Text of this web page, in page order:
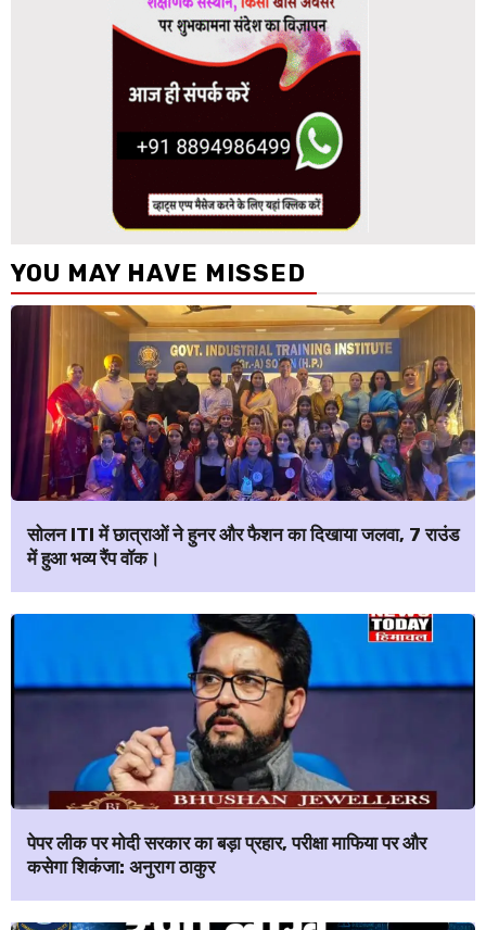
YOU MAY HAVE MISSED
सोलन ITI में छात्राओं ने हुनर और फैशन का दिखाया जलवा, 7 राउंड
में हुआ भव्य रैंप वॉक।
पेपर लीक पर मोदी सरकार का बड़ा प्रहार, परीक्षा माफिया पर और
कसेगा शिकंजा: अनुराग ठाकुर